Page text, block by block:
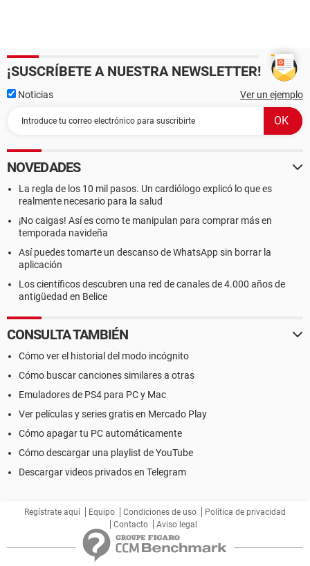
¡SUSCRÍBETE A NUESTRA NEWSLETTER!
Noticias Ver un ejemplo
NOVEDADES
La regla de los 10 mil pasos. Un cardiólogo explicó lo que es
realmente necesario para la salud
¡No caigas! Así es como te manipulan para comprar más en
temporada navideña
Así puedes tomarte un descanso de WhatsApp sin borrar la
aplicación
Los científicos descubren una red de canales de 4.000 años de
antigüedad en Belice
CONSULTA TAMBIÉN
Cómo ver el historial del modo incógnito
Cómo buscar canciones similares a otras
Emuladores de PS4 para PC y Mac
Ver películas y series gratis en Mercado Play
Cómo apagar tu PC automáticamente
Cómo descargar una playlist de YouTube
Descargar videos privados en Telegram
Regístrate aquí Equipo Condiciones de uso
Política de privacidad
Contacto
Aviso legal